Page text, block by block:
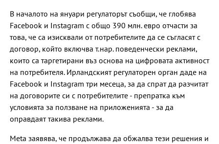
В началото на януари регулаторът съобщи, че глобява
Facebook и Instagram с общо 390 млн. евро отчасти за
това, че са изисквали от потребителите да се съгласят с
договор, който включва т.нар. поведенчески реклами,
които са таргетирани въз основа на цифровата активност
на потребителя. Ирландският регулаторен орган даде на
Facebook и Instagram три месеца, за да спрат да разчитат
на договорите си с потребителите - препратка към
условията за ползване на приложенията - за да
оправдаят такива реклами.
Meta заявява, че продължава да обжалва тези решения и